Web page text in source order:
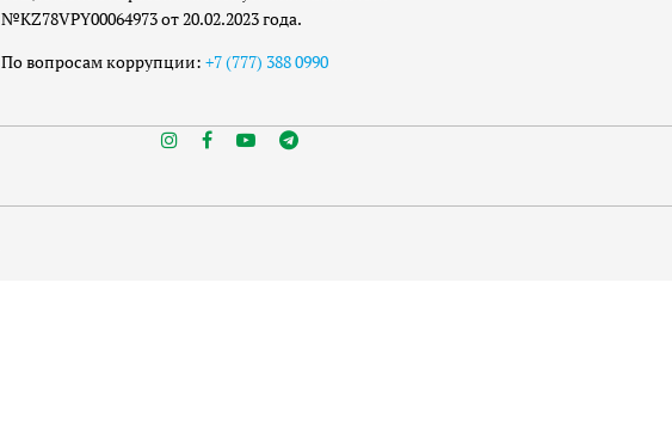
№KZ78VPY00064973 от 20.02.2023 года.
По вопросам коррупции: +7 (777) 388 0990